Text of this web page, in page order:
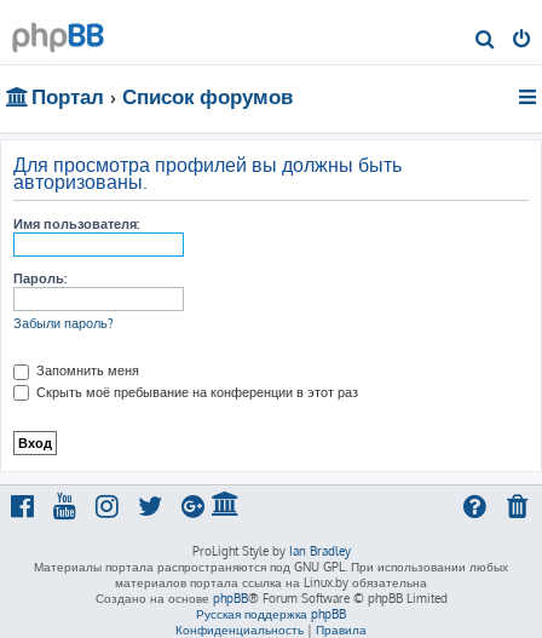
о
Портал Список форумов
Для просмотра профилей вы должны быть
авторизованы.
Имя пользователя:
Пароль:
Забыли пароль?
Запомнить меня
Скрыть моё пребывание на конференции в этот раз
ProLight Style by Ian Bradley
Материалы портала распространяются под GNU GPL. При использовании любых
материалов портала ссылка на Linux.by обязательна
Создано на основе phpBB® Forum Software © phpBB Limited
Русская поддержка phpBB
Конфиденциальность | Правила